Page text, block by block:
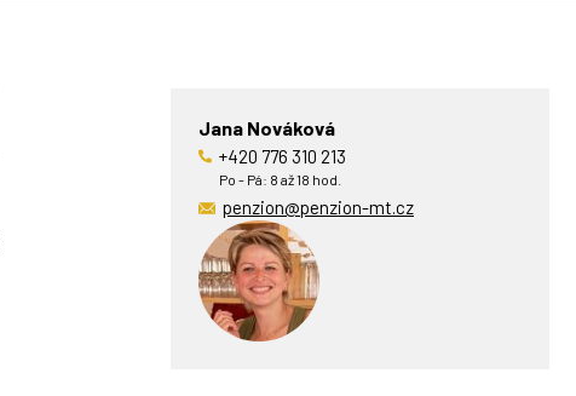
Jana Nováková
+420 776 310 213
Po - Pá: 8 až 18 hod.
penzion@penzion-mt.cz